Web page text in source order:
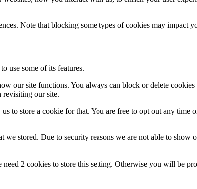
Note that blocking some types of cookies may impact
use some of its features.
our site functions. You always can block or delete
revisiting our site.
to store a cookie for that. You are free to opt out any time
stored. Due to security reasons we are not able to show
2 cookies to store this setting. Otherwise you will be